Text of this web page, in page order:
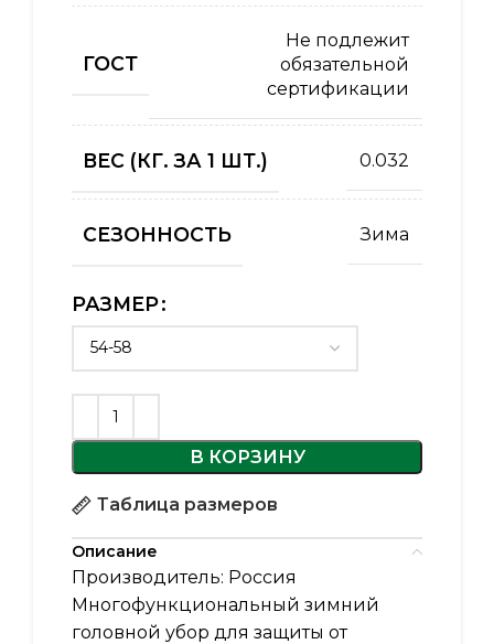
ГОСТ
Не подлежит
обязательной
сертификации
ВЕС (КГ. ЗА 1 ШТ.) 0.032
СЕЗОННОСТЬ Зима
РАЗМЕР
В КОРЗИНУ
Alternative:
Таблица размеров
Описание
Производитель: Россия
Многофункциональный зимний
головной убор для защиты от